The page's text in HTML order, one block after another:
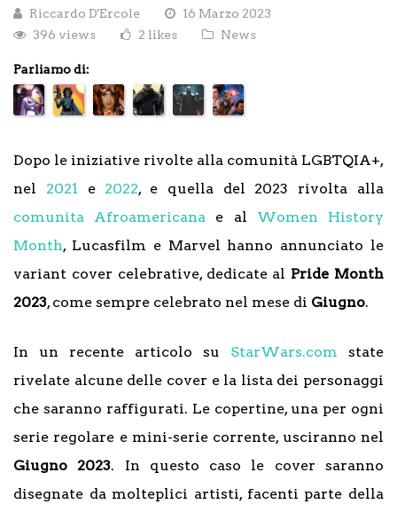
Riccardo D'Ercole
16 Marzo 2023
396 views
2 likes News
Parliamo di:
Dopo le iniziative rivolte alla comunità LGBTQIA+,
nel 2021 e 2022, e quella del 2023 rivolta alla
comunita Afroamericana e al Women History
Month, Lucasfilm e Marvel hanno annunciato le
variant cover celebrative, dedicate al Pride Month
2023, come sempre celebrato nel mese di Giugno.
In un recente articolo su StarWars.com state
rivelate alcune delle cover e la lista dei personaggi
che saranno raffigurati. Le copertine, una per ogni
serie regolare e mini-serie corrente, usciranno nel
Giugno 2023. In questo caso le cover saranno
disegnate da molteplici artisti, facenti parte della